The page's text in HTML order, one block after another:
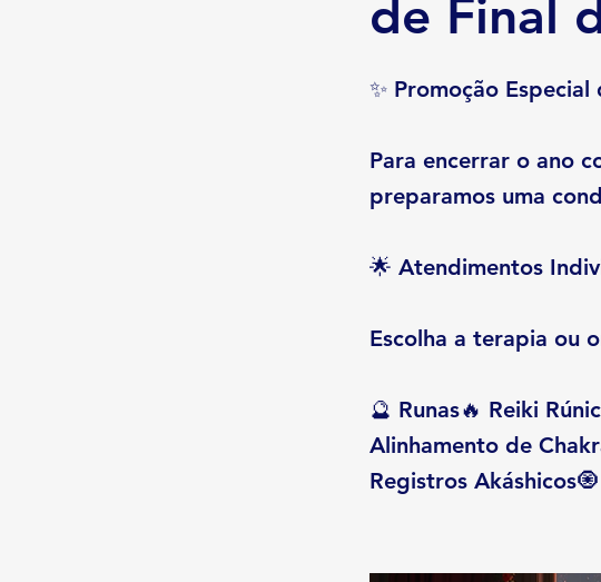
de Final
✨ Promoção
Para encerrar o ano
preparamos uma
🌟 Atendimentos
Escolha a terapia ou
🔮 Runas🔥 Reiki
Alinhamento de
Registros